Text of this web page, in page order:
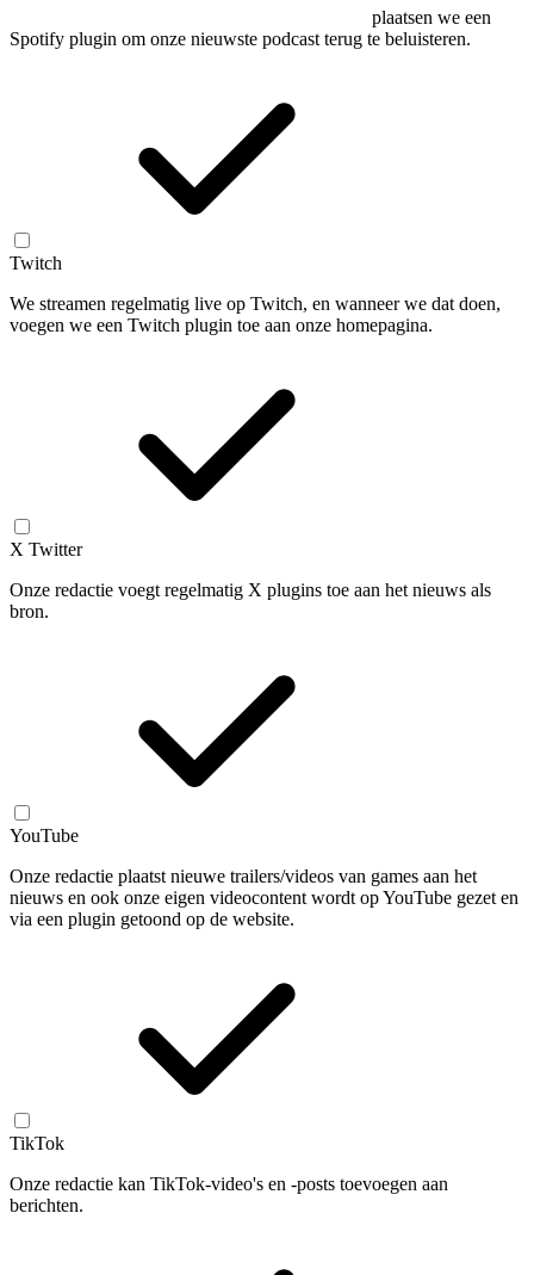
plaatsen we een
Spotify plugin om onze nieuwste podcast terug te beluisteren.
Twitch
We streamen regelmatig live op Twitch, en wanneer we dat doen,
voegen we een Twitch plugin toe aan onze homepagina.
X Twitter
Onze redactie voegt regelmatig X plugins toe aan het nieuws als
bron.
YouTube
Onze redactie plaatst nieuwe trailers/videos van games aan het
nieuws en ook onze eigen videocontent wordt op YouTube gezet en
via een plugin getoond op de website.
TikTok
Onze redactie kan TikTok-video's en -posts toevoegen aan
berichten.